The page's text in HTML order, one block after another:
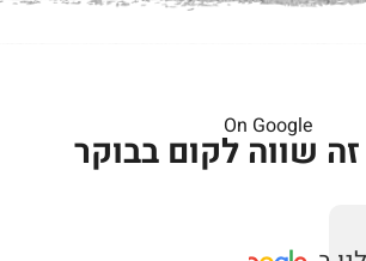
On Google
שווה לקום בבוקר